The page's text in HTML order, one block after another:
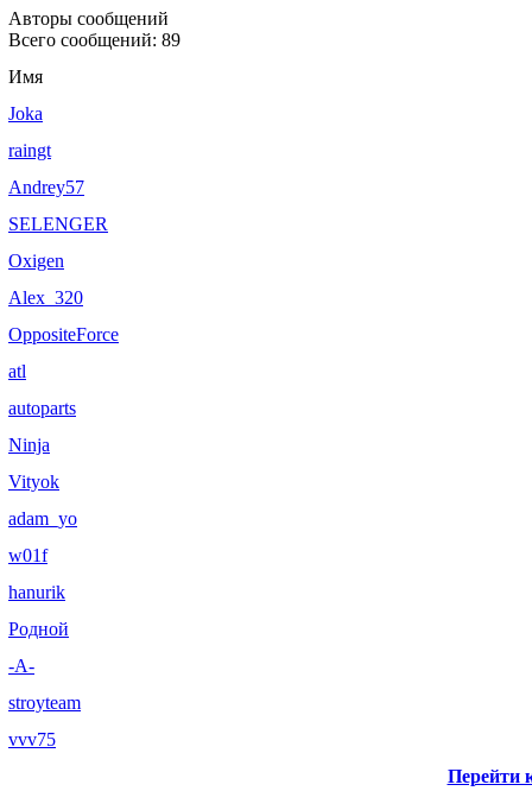
Авторы сообщений
Всего сообщений: 89
Имя
Joka
raingt
Andrey57
SELENGER
Oxigen
Alex_320
OppositeForce
atl
autoparts
Ninja
Vityok
adam_yo
w01f
hanurik
Родной
-А-
stroyteam
vvv75
Перейти